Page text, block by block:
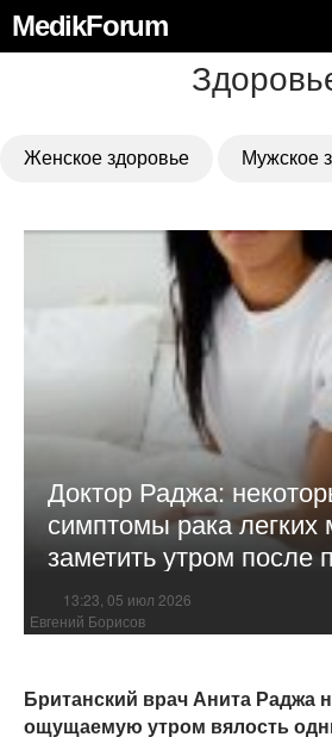
MedikForum
Женское здоровье Мужское
Доктор Раджа:
симптомы рака легких
заметить утром после
13:23, 05 июл 2026
Евгений Борисов
Британский врач Анита Раджа
ощущаемую утром вялость